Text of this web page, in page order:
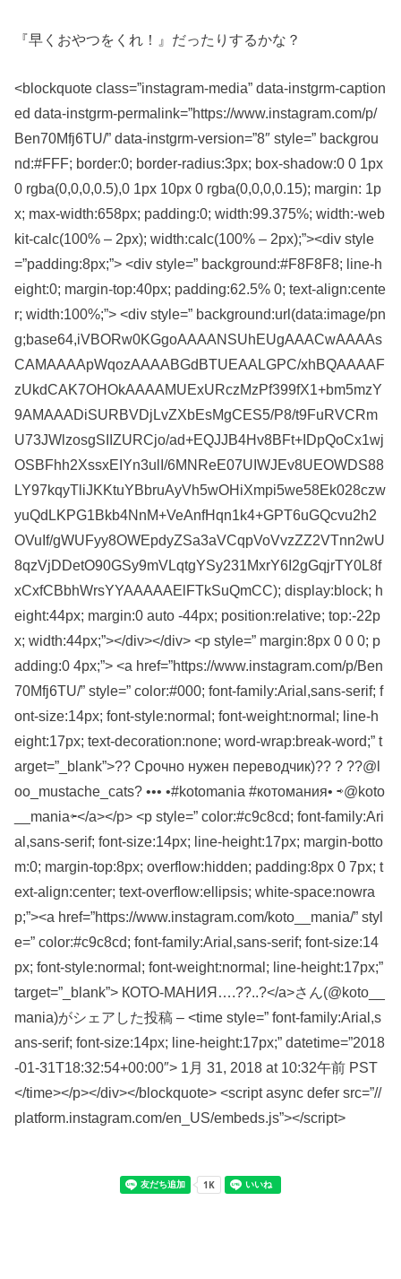
『早くおやつをくれ！』だったりするかな？
<blockquote class=”instagram-media” data-instgrm-caption
ed data-instgrm-permalink=”https://www.instagram.com/p/
Ben70Mfj6TU/” data-instgrm-version=”8″ style=” backgrou
nd:#FFF; border:0; border-radius:3px; box-shadow:0 0 1px
0 rgba(0,0,0,0.5),0 1px 10px 0 rgba(0,0,0,0.15); margin: 1p
x; max-width:658px; padding:0; width:99.375%; width:-web
kit-calc(100% – 2px); width:calc(100% – 2px);”><div style
=”padding:8px;”> <div style=” background:#F8F8F8; line-h
eight:0; margin-top:40px; padding:62.5% 0; text-align:cente
r; width:100%;”> <div style=” background:url(data:image/pn
g;base64,iVBORw0KGgoAAAANSUhEUgAAACwAAAAs
CAMAAAApWqozAAAABGdBTUEAALGPC/xhBQAAAAF
zUkdCAK7OHOkAAAAMUExURczMzPf399fX1+bm5mzY
9AMAAADiSURBVDjLvZXbEsMgCES5/P8/t9FuRVCRm
U73JWlzosgSIIZURCjo/ad+EQJJB4Hv8BFt+IDpQoCx1wj
OSBFhh2XssxEIYn3ulI/6MNReE07UIWJEv8UEOWDS88
LY97kqyTliJKKtuYBbruAyVh5wOHiXmpi5we58Ek028czw
yuQdLKPG1Bkb4NnM+VeAnfHqn1k4+GPT6uGQcvu2h2
OVuIf/gWUFyy8OWEpdyZSa3aVCqpVoVvzZZ2VTnn2wU
8qzVjDDetO90GSy9mVLqtgYSy231MxrY6I2gGqjrTY0L8f
xCxfCBbhWrsYYAAAAAElFTkSuQmCC); display:block; h
eight:44px; margin:0 auto -44px; position:relative; top:-22p
x; width:44px;”></div></div> <p style=” margin:8px 0 0 0; p
adding:0 4px;”> <a href=”https://www.instagram.com/p/Ben
70Mfj6TU/” style=” color:#000; font-family:Arial,sans-serif; f
ont-size:14px; font-style:normal; font-weight:normal; line-h
eight:17px; text-decoration:none; word-wrap:break-word;” t
arget=”_blank”>?? Срочно нужен переводчик)?? ? ??@l
oo_mustache_cats? ••• •#kotomania #котомания• ⇨@koto
__mania⇦</a></p> <p style=” color:#c9c8cd; font-family:Ari
al,sans-serif; font-size:14px; line-height:17px; margin-botto
m:0; margin-top:8px; overflow:hidden; padding:8px 0 7px; t
ext-align:center; text-overflow:ellipsis; white-space:nowra
p;”><a href=”https://www.instagram.com/koto__mania/” styl
e=” color:#c9c8cd; font-family:Arial,sans-serif; font-size:14
px; font-style:normal; font-weight:normal; line-height:17px;”
target=”_blank”> КОТО-МАНИЯ….??..?</a>さん(@koto__
mania)がシェアした投稿 – <time style=” font-family:Arial,s
ans-serif; font-size:14px; line-height:17px;” datetime=”2018
-01-31T18:32:54+00:00″> 1月 31, 2018 at 10:32午前 PST
</time></p></div></blockquote> <script async defer src=”//
platform.instagram.com/en_US/embeds.js”></script>